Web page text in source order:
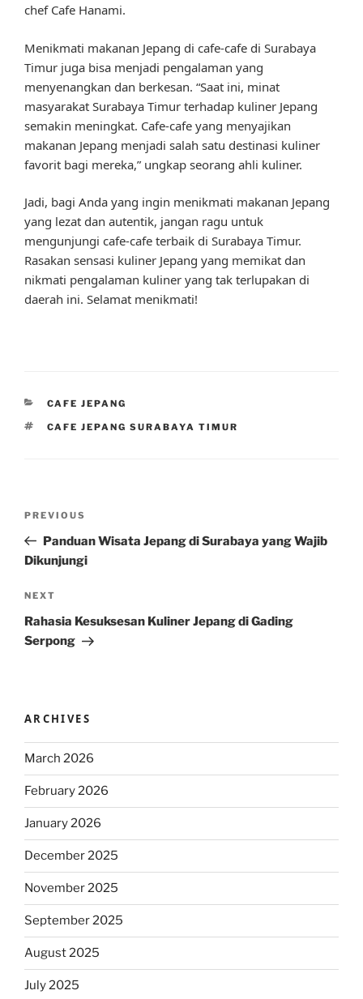
chef Cafe Hanami.
Menikmati makanan Jepang di cafe-cafe di Surabaya
Timur juga bisa menjadi pengalaman yang
menyenangkan dan berkesan. “Saat ini, minat
masyarakat Surabaya Timur terhadap kuliner Jepang
semakin meningkat. Cafe-cafe yang menyajikan
makanan Jepang menjadi salah satu destinasi kuliner
favorit bagi mereka,” ungkap seorang ahli kuliner.
Jadi, bagi Anda yang ingin menikmati makanan Jepang
yang lezat dan autentik, jangan ragu untuk
mengunjungi cafe-cafe terbaik di Surabaya Timur.
Rasakan sensasi kuliner Jepang yang memikat dan
nikmati pengalaman kuliner yang tak terlupakan di
daerah ini. Selamat menikmati!
CATEGORIES
CAFE JEPANG
TAGS
CAFE JEPANG SURABAYA TIMUR
Previous
Post
PREVIOUS
Panduan Wisata Jepang di Surabaya yang Wajib
Dikunjungi
Next
Post
NEXT
Rahasia Kesuksesan Kuliner Jepang di Gading
Serpong
ARCHIVES
March 2026
February 2026
January 2026
December 2025
November 2025
September 2025
August 2025
July 2025